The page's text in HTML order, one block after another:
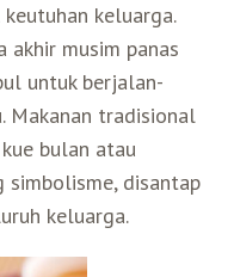
keluarga.
akhir musim panas
untuk berjalan-
Makanan tradisional
bulan atau
simbolisme, disantap
keluarga.